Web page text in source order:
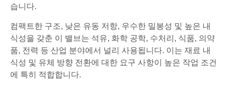
습니다.
컴팩트한 구조, 낮은 유동 저항, 우수한 밀봉성 및 높은 내
식성을 갖춘 이 밸브는 석유, 화학 공학, 수처리, 식품, 의약
품, 전력 등 산업 분야에서 널리 사용됩니다. 이는 재료 내
식성 및 유체 방향 전환에 대한 요구 사항이 높은 작업 조건
에 특히 적합합니다.